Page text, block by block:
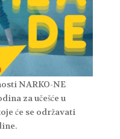
NARKO-NE
za učešće u
će se održavati